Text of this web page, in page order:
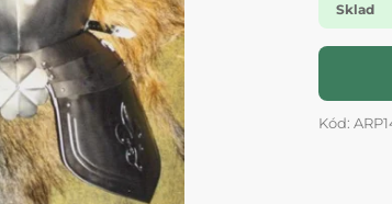
Sklad
Kód: